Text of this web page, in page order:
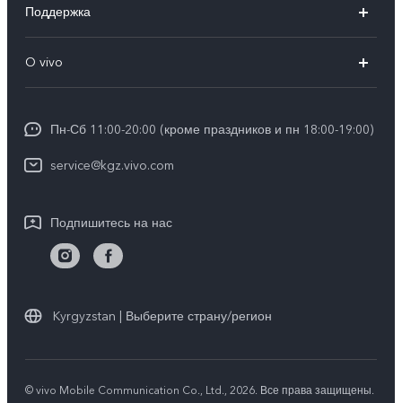
V25e
Y02
Поддержка
Funtouch OS
IMEI аутентификация
Обновление системы
O vivo
Пресс Центр
Юридическая информация
Стабильность
Пн-Сб 11:00-20:00 (кроме праздников и пн 18:00-19:00)
service@kgz.vivo.com
Подпишитесь на нас
Kyrgyzstan | Выберите страну/регион
© vivo Mobile Communication Co., Ltd., 2026. Все права защищены.